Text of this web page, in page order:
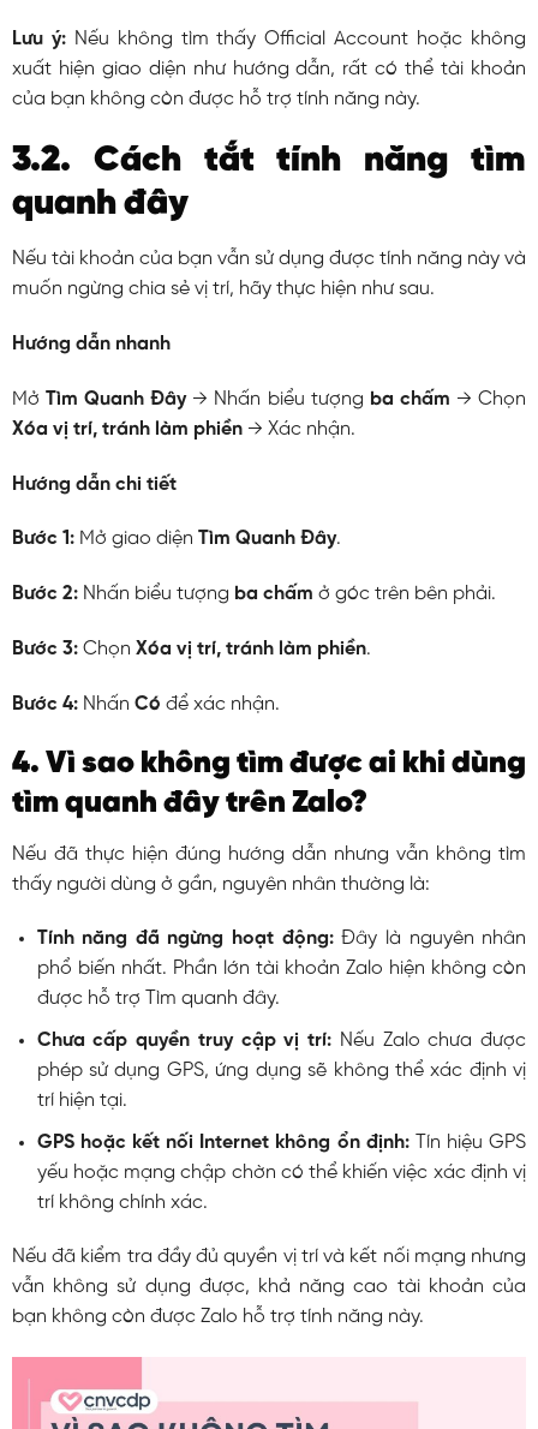
Lưu ý:Nếu không tìm thấy Official Account hoặc không
xuất hiện giao diện như hướng dẫn, rất có thể tài khoản
của bạn không còn được hỗ trợ tính năng này.
3.2. Cách tắt tính năng tìm
quanh đây
Nếu tài khoản của bạn vẫn sử dụng được tính năng này và
muốn ngừng chia sẻ vị trí, hãy thực hiện như sau.
Hướng dẫn nhanh
Mở Tìm Quanh Đây→ Nhấn biểu tượng ba chấm → Chọn
Xóa vị trí, tránh làm phiền→ Xác nhận.
Hướng dẫn chi tiết
Bước 1:Mở giao diện Tìm Quanh Đây.
Bước 2:Nhấn biểu tượng ba chấm ở góc trên bên phải.
Bước 3:Chọn Xóa vị trí, tránh làm phiền.
Bước 4:Nhấn Có để xác nhận.
4. Vì sao không tìm được ai khi dùng
tìm quanh đây trên Zalo?
Nếu đã thực hiện đúng hướng dẫn nhưng vẫn không tìm
thấy người dùng ở gần, nguyên nhân thường là:
Tính năng đã ngừng hoạt động:Đây là nguyên nhân
phổ biến nhất. Phần lớn tài khoản Zalo hiện không còn
được hỗ trợ Tìm quanh đây.
Chưa cấp quyền truy cập vị trí: Nếu Zalo chưa được
phép sử dụng GPS, ứng dụng sẽ không thể xác định vị
trí hiện tại.
GPS hoặc kết nối Internet không ổn định:Tín hiệu GPS
yếu hoặc mạng chập chờn có thể khiến việc xác định vị
trí không chính xác.
Nếu đã kiểm tra đầy đủ quyền vị trí và kết nối mạng nhưng
vẫn không sử dụng được, khả năng cao tài khoản của
bạn không còn được Zalo hỗ trợ tính năng này.